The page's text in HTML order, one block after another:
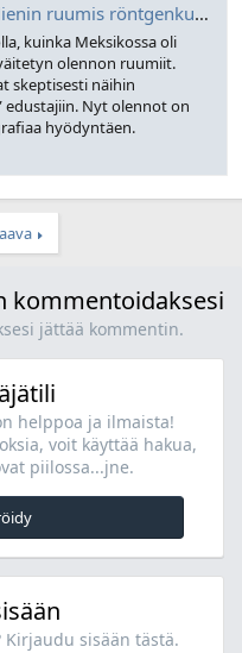
– Tämä operaatiossa selvisi
kuinka Meksikossa oli
olennon ruumiit.
skeptisesti näihin
edustajiin. Nyt olennot on
hyödyntäen.
kommentoidaksesi
jättää kommentin.
helppoa ja ilmaista!
voit käyttää hakua,
piilossa...jne.
Kirjaudu sisään tästä.